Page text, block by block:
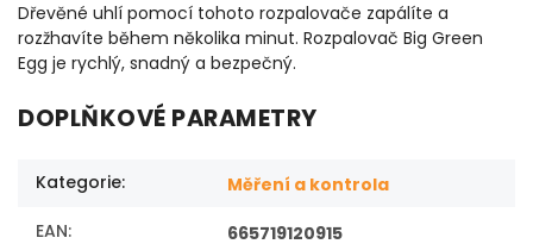
Dřevěné uhlí pomocí tohoto rozpalovače zapálíte a
rozžhavíte během několika minut. Rozpalovač Big Green
Egg je rychlý, snadný a bezpečný.
DOPLŇKOVÉ PARAMETRY
Kategorie:
Měření a kontrola
EAN: 665719120915